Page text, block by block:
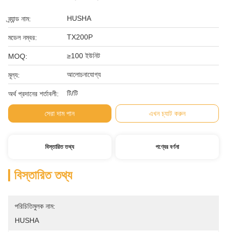
ব্র্যান্ড নাম: HUSHA
মডেল নম্বর: TX200P
MOQ: ≥100 ইউনিট
মূল্য: আলোচনাযোগ্য
অর্থ প্রদানের শর্তাবলী: টি/টি
সেরা দাম পান এখন চ্যাট করুন
বিস্তারিত তথ্য পণ্যের বর্ণনা
বিস্তারিত তথ্য
পরিচিতিমুলক নাম:
HUSHA